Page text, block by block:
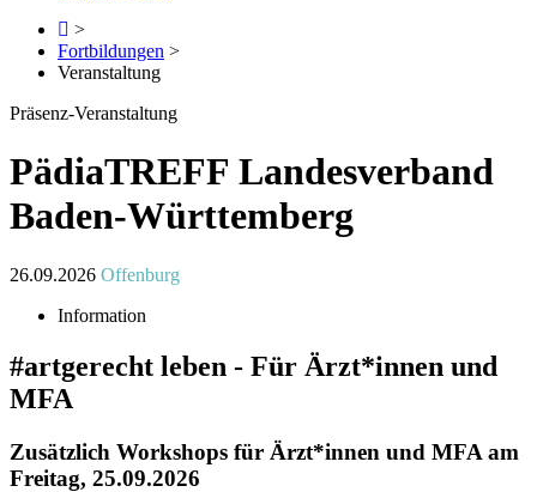
>
Fortbildungen >
Veranstaltung
Präsenz-Veranstaltung
PädiaTREFF Landesverband
Baden-Württemberg
26.09.2026 Offenburg
Information
#artgerecht leben - Für Ärzt*innen und
MFA
Zusätzlich Workshops für Ärzt*innen und MFA am
Freitag, 25.09.2026